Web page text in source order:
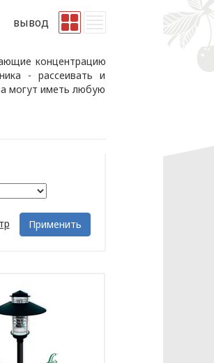
вывод
концентрацию
- рассеивать и
могут иметь любую
Применить